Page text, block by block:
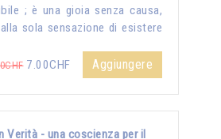
; è una gioia senza causa,
sola sensazione di esistere
7.00CHF Aggiungere
Verità - una coscienza per il